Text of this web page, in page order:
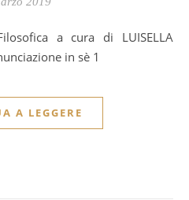
in sè 1
A LEGGERE